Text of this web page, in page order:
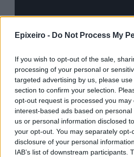
Epixeiro - Do Not Process My
If you wish to opt-out of the sale,
processing of your personal or
targeted advertising by us, please
section to confirm your selection.
opt-out request is processed you may
interest-based ads based on
us or personal information disclosed
your opt-out. You may separately
disclosure of your personal
IAB’s list of downstream participants.
Περισσότερα από το
Apple:
Δικαιοσύνη
φερόμενη
μυστικών
06/08/26|16:09